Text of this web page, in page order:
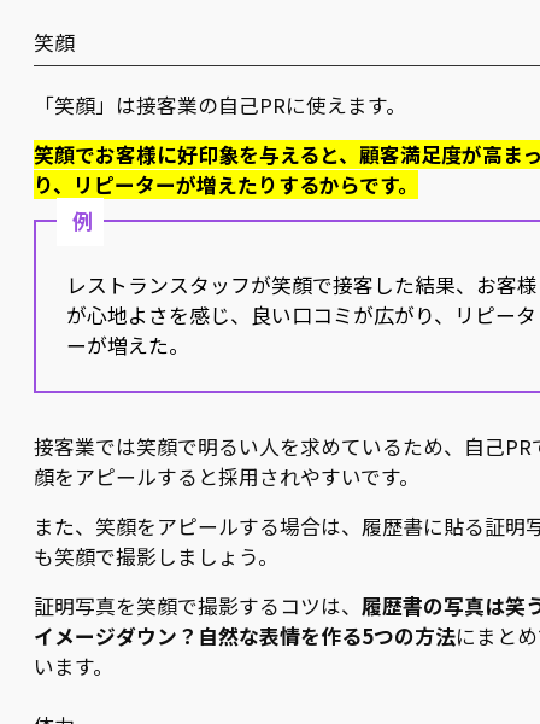
笑顔
「笑顔」は接客業の自己PRに使えます。
笑顔でお客様に好印象を与えると、顧客満足度が高ま
り、リピーターが増えたりするからです。
例
レストランスタッフが笑顔で接客した結果、お客様
が心地よさを感じ、良い口コミが広がり、リピータ
ーが増えた。
接客業では笑顔で明るい人を求めているため、自己PR
顔をアピールすると採用されやすいです。
また、笑顔をアピールする場合は、履歴書に貼る証明
も笑顔で撮影しましょう。
証明写真を笑顔で撮影するコツは、 履歴書の写真は笑
イメージダウン？自然な表情を作る5つの方法にまと
います。